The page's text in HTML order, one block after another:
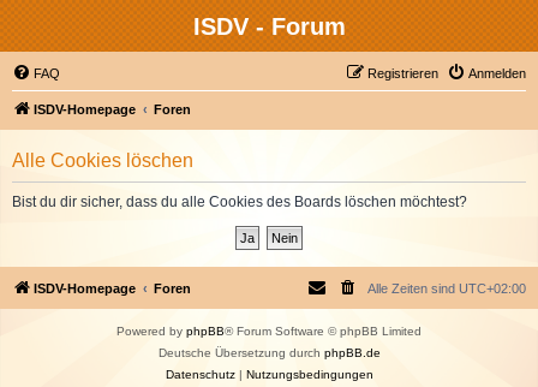
ISDV - Forum
FAQ Anmelden
Registrieren
ISDV-Homepage Foren
Alle Cookies löschen
Bist du dir sicher, dass du alle Cookies des Boards löschen möchtest?
ISDV-Homepage Foren Alle Zeiten sind UTC+02:00
Powered by phpBB® Forum Software © phpBB Limited
Deutsche Übersetzung durch phpBB.de
Datenschutz| Nutzungsbedingungen